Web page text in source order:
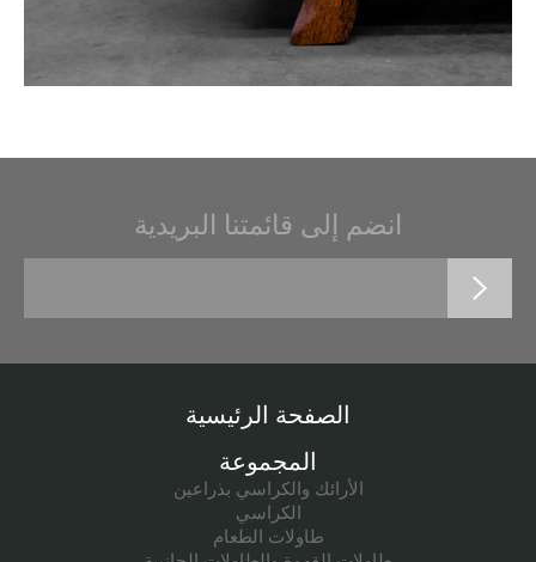
انضم إلى قائمتنا البريدية
الصفحة الرئيسية
المجموعة
الأرائك والكراسي بذراعين
الكراسي
طاولات الطعام